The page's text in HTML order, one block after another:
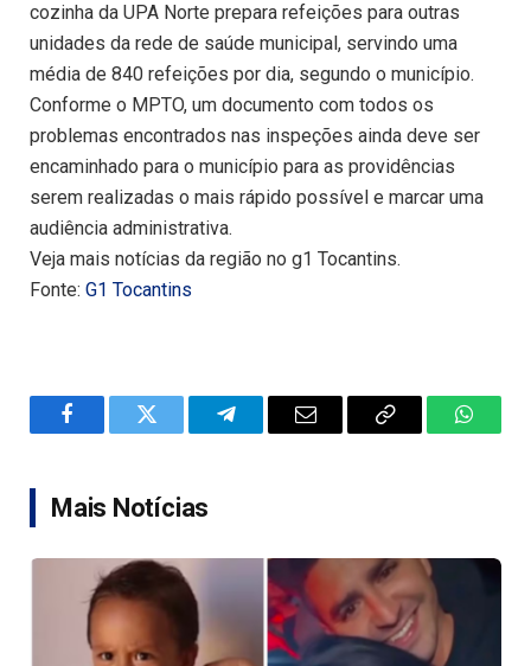
cozinha da UPA Norte prepara refeições para outras
unidades da rede de saúde municipal, servindo uma
média de 840 refeições por dia, segundo o município.
Conforme o MPTO, um documento com todos os
problemas encontrados nas inspeções ainda deve ser
encaminhado para o município para as providências
serem realizadas o mais rápido possível e marcar uma
audiência administrativa.
Veja mais notícias da região no g1 Tocantins.
Fonte: G1 Tocantins
FacebookTwitter TelegramEmail
Copy
Mais Notícias